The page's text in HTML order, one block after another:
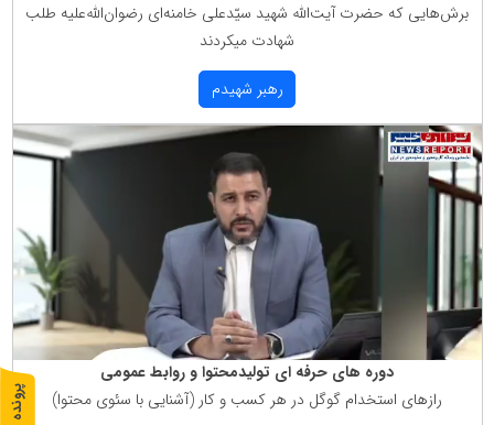
برش‌هایی كه حضرت آیت‌الله شهید سیّدعلی خامنه‌ای رضوان‌الله‌علیه طلب
شهادت میكردند
رهبر شهیدم
دوره های حرفه ای تولیدمحتوا و روابط عمومی
رازهای استخدام گوگل در هر كسب و كار (آشنایی با سئوی محتوا)
پ
1